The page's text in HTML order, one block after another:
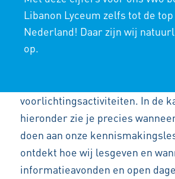
LIBANON LYCEUM
Voor leerlingen uit groep 7 en 8,
voorlichtingsactiviteiten. In de
hieronder zie je precies
doen aan onze
ontdekt hoe wij lesgeven en
informatieavonden en open
Libanon Lyceum zelfs tot de top
Nederland! Daar zijn wij
op.